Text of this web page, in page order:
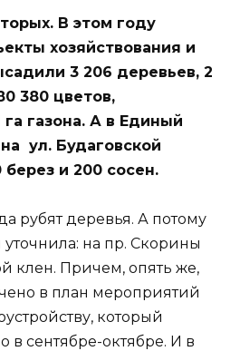
В этом году
хозяйствования и
3 206 деревьев, 2
380 цветов,
га газона. А в Единый
ул. Будаговской
и 200 сосен.
рубят деревья. А потому
на пр. Скорины
клен. Причем, опять же,
в план мероприятий
который
сентябре-октябре. И в